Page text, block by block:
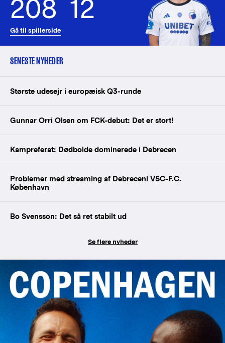
208 12
Gå til spillerside
SENESTE NYHEDER
Største udesejr i europæisk Q3-runde
Gunnar Orri Olsen om FCK-debut: Det er stort!
Kampreferat: Dødbolde dominerede i Debrecen
Problemer med streaming af Debreceni VSC-F.C.
København
Bo Svensson: Det så ret stabilt ud
Se flere nyheder